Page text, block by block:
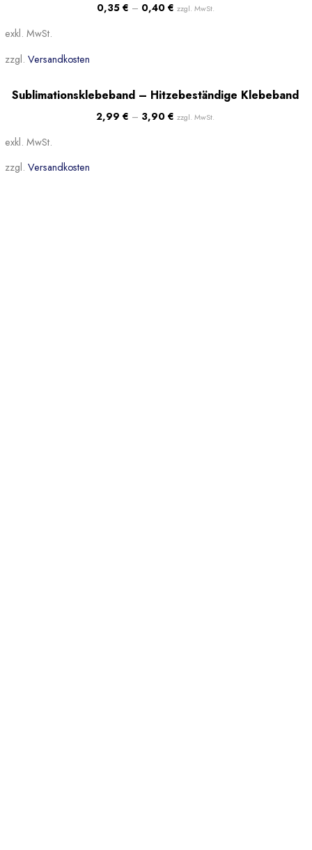
0,35 € – 0,40 € zzgl. MwSt.
exkl. MwSt.
zzgl. Versandkosten
Beliebt
Sublimationsklebeband – Hitzebeständige Klebeband
2,99 € – 3,90 € zzgl. MwSt.
exkl. MwSt.
zzgl. Versandkosten